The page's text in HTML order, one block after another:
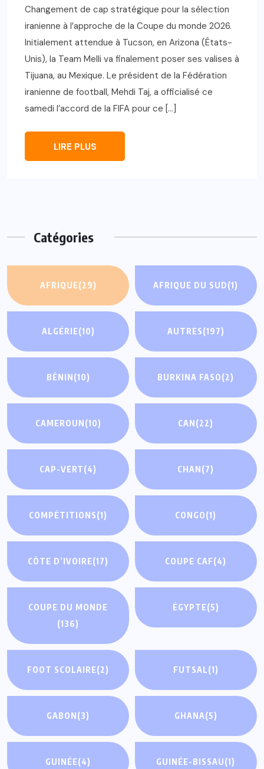
Changement de cap stratégique pour la sélection
iranienne à l’approche de la Coupe du monde 2026.
Initialement attendue à Tucson, en Arizona (États-
Unis), la Team Melli va finalement poser ses valises à
Tijuana, au Mexique. Le président de la Fédération
iranienne de football, Mehdi Taj, a officialisé ce
samedi l’accord de la FIFA pour ce […]
LIRE PLUS
Catégories
AFRIQUE(29) AFRIQUE DU SUD(1)
ALGÉRIE(10) AUTRES(197)
BÉNIN(10) BURKINA FASO(2)
CAMEROUN(10) CAN(22)
CAP-VERT(4) CHAN(7)
COMPÉTITIONS(1) CONGO(1)
CÔTE D’IVOIRE(17) COUPE CAF(4)
COUPE DU MONDE
(136)
ÉGYPTE(5)
FOOT SCOLAIRE(2) FUTSAL(1)
GABON(3) GHANA(5)
GUINÉE(4) GUINÉE-BISSAU(1)